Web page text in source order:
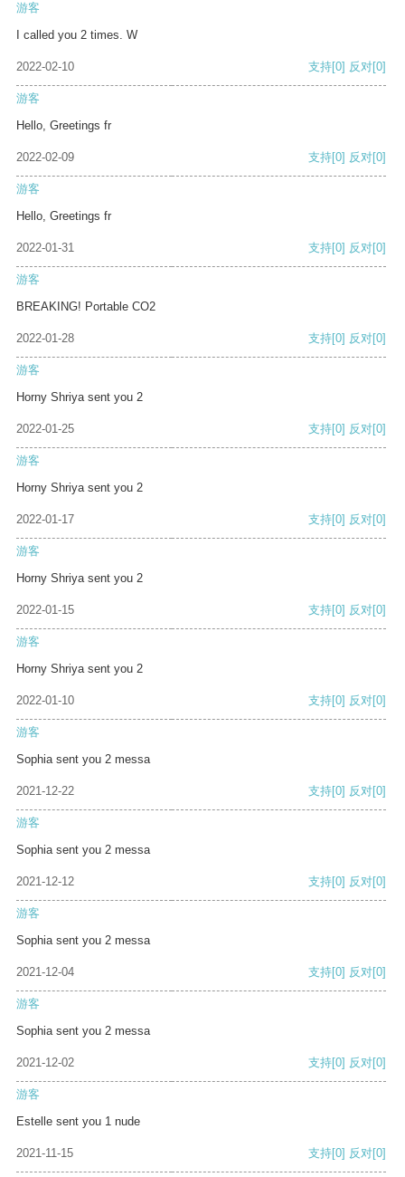
游客
I called you 2 times. W
2022-02-10 支持[0] 反对[0]
游客
Hello, Greetings fr
2022-02-09 支持[0] 反对[0]
游客
Hello, Greetings fr
2022-01-31 支持[0] 反对[0]
游客
BREAKING! Portable CO2
2022-01-28 支持[0] 反对[0]
游客
Horny Shriya sent you 2
2022-01-25 支持[0] 反对[0]
游客
Horny Shriya sent you 2
2022-01-17 支持[0] 反对[0]
游客
Horny Shriya sent you 2
2022-01-15 支持[0] 反对[0]
游客
Horny Shriya sent you 2
2022-01-10 支持[0] 反对[0]
游客
Sophia sent you 2 messa
2021-12-22 支持[0] 反对[0]
游客
Sophia sent you 2 messa
2021-12-12 支持[0] 反对[0]
游客
Sophia sent you 2 messa
2021-12-04 支持[0] 反对[0]
游客
Sophia sent you 2 messa
2021-12-02 支持[0] 反对[0]
游客
Estelle sent you 1 nude
2021-11-15 支持[0] 反对[0]